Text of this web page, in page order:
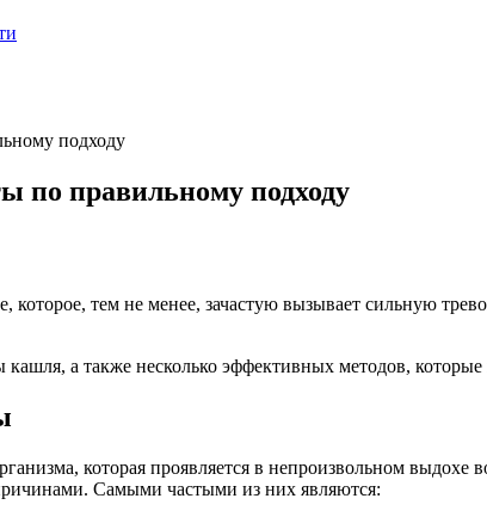
подходу
по правильному подходу
которое, тем не менее, зачастую вызывает сильную
а также несколько эффективных методов, которые
которая проявляется в непроизвольном выдохе
Самыми частыми из них являются: